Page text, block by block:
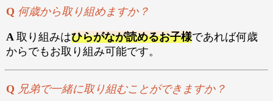
Q 何歳から取り組めますか？
A 取り組みはひらがなが読めるお子様であれば何歳
からでもお取り組み可能です。
Q 兄弟で一緒に取り組むことができますか？